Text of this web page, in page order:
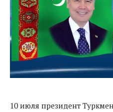
10 июля президент